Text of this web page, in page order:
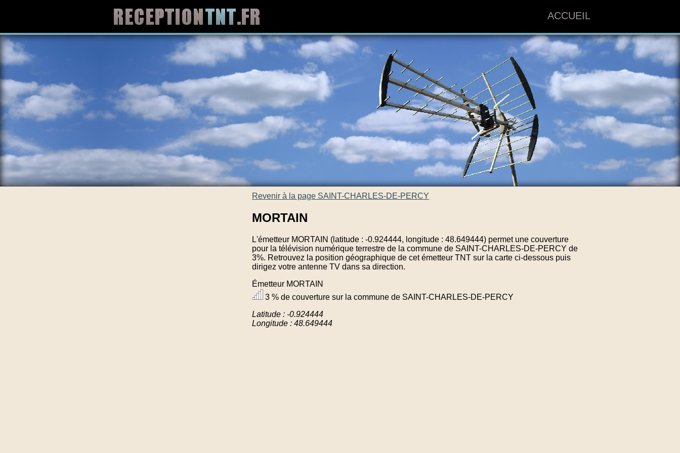
ACCUEIL
Revenir à la page SAINT-CHARLES-DE-PERCY
MORTAIN
L'émetteur MORTAIN (latitude : -0.924444, longitude : 48.649444) permet une couverture
pour la télévision numérique terrestre de la commune de SAINT-CHARLES-DE-PERCY de
3%. Retrouvez la position géographique de cet émetteur TNT sur la carte ci-dessous puis
dirigez votre antenne TV dans sa direction.
Émetteur MORTAIN
3 % de couverture sur la commune de SAINT-CHARLES-DE-PERCY
Latitude : -0.924444
Longitude : 48.649444